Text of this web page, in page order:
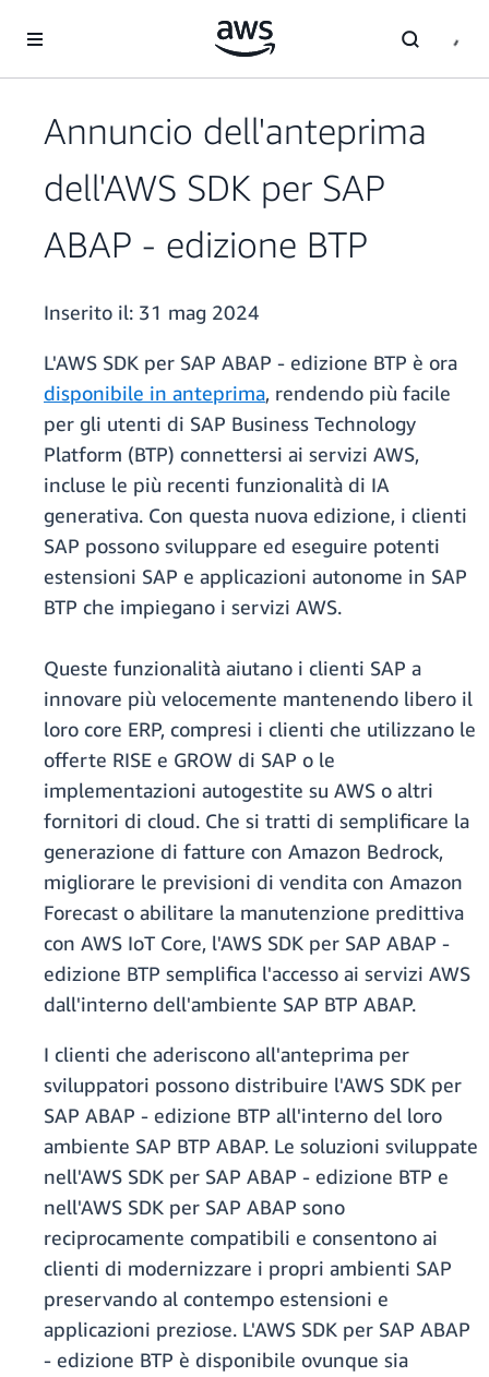
Annuncio dell'anteprima
dell'AWS SDK per SAP
ABAP - edizione BTP
Inserito il: 31 mag 2024
L'AWS SDK per SAP ABAP - edizione BTP è ora
disponibile in anteprima, rendendo più facile
per gli utenti di SAP Business Technology
Platform (BTP) connettersi ai servizi AWS,
incluse le più recenti funzionalità di IA
generativa. Con questa nuova edizione, i clienti
SAP possono sviluppare ed eseguire potenti
estensioni SAP e applicazioni autonome in SAP
BTP che impiegano i servizi AWS.
Queste funzionalità aiutano i clienti SAP a
innovare più velocemente mantenendo libero il
loro core ERP, compresi i clienti che utilizzano le
offerte RISE e GROW di SAP o le
implementazioni autogestite su AWS o altri
fornitori di cloud. Che si tratti di semplificare la
generazione di fatture con Amazon Bedrock,
migliorare le previsioni di vendita con Amazon
Forecast o abilitare la manutenzione predittiva
con AWS IoT Core, l'AWS SDK per SAP ABAP -
edizione BTP semplifica l'accesso ai servizi AWS
dall'interno dell'ambiente SAP BTP ABAP.
I clienti che aderiscono all'anteprima per
sviluppatori possono distribuire l'AWS SDK per
SAP ABAP - edizione BTP all'interno del loro
ambiente SAP BTP ABAP. Le soluzioni sviluppate
nell'AWS SDK per SAP ABAP - edizione BTP e
nell'AWS SDK per SAP ABAP sono
reciprocamente compatibili e consentono ai
clienti di modernizzare i propri ambienti SAP
preservando al contempo estensioni e
applicazioni preziose. L'AWS SDK per SAP ABAP
- edizione BTP è disponibile ovunque sia